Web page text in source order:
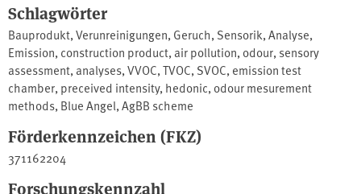
Schlagwörter
Bauprodukt,Verunreinigungen,Geruch,Sensorik,Analyse,
Emission,construction product,air pollution,odour,sensory
assessment,analyses,VVOC,TVOC,SVOC,emission test
chamber,preceived intensity,hedonic,odour mesurement
methods,Blue Angel,AgBB scheme
Förderkennzeichen (FKZ)
371162204
Forschungskennzahl